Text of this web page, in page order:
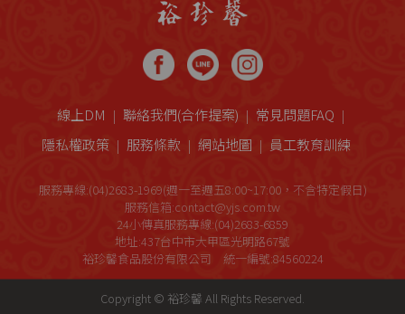
線上DM 聯絡我們(合作提案)
常見問題FAQ
隱私權政策
服務條款 網站地圖 員工教育訓練
服務專線:(04)2683-1969(週一至週五8:00~17:00，不含特定假日)
服務信箱:contact@yjs.com.tw
24小傳真服務專線:(04)2683-6859
地址:437台中市大甲區光明路67號
裕珍馨食品股份有限公司 統一編號:84560224
Copyright © 裕珍馨 All Rights Reserved.